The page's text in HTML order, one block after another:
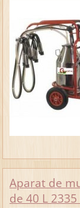
Aparat de
de 40 L 2335